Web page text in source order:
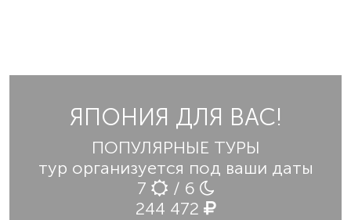
ЯПОНИЯ ДЛЯ ВАС!
ПОПУЛЯРНЫЕ ТУРЫ
тур организуется под ваши даты
7
/ 6
244 472